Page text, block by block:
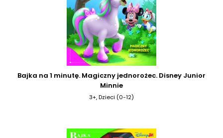
Bajka na 1 minutę. Magiczny jednorożec. Disney Junior
Minnie
3+, Dzieci (0-12)